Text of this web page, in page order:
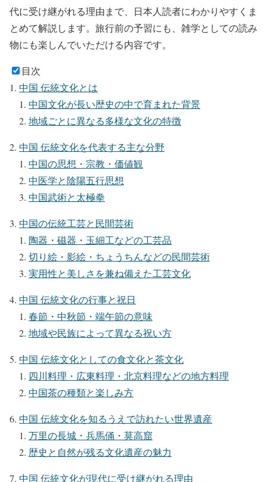
代に受け継がれる理由まで、日本人読者にわかりやすくま
とめて解説します。旅行前の予習にも、雑学としての読み
物にも楽しんでいただける内容です。
目次
中国 伝統文化とは
中国文化が長い歴史の中で育まれた背景
地域ごとに異なる多様な文化の特徴
中国 伝統文化を代表する主な分野
中国の思想・宗教・価値観
中医学と陰陽五行思想
中国武術と太極拳
中国の伝統工芸と民間芸術
陶器・磁器・玉細工などの工芸品
切り絵・影絵・ちょうちんなどの民間芸術
実用性と美しさを兼ね備えた工芸文化
中国 伝統文化の行事と祝日
春節・中秋節・端午節の意味
地域や民族によって異なる祝い方
中国 伝統文化としての食文化と茶文化
四川料理・広東料理・北京料理などの地方料理
中国茶の種類と楽しみ方
中国 伝統文化を知るうえで訪れたい世界遺産
万里の長城・兵馬俑・莫高窟
歴史と自然が残る文化遺産の魅力
中国 伝統文化が現代に受け継がれる理由